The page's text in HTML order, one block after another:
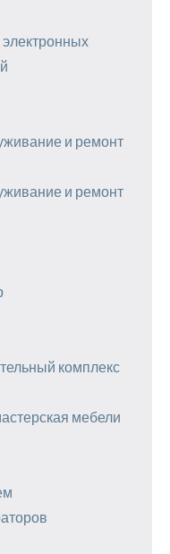
и ремонт
и ремонт
комплекс
мебели